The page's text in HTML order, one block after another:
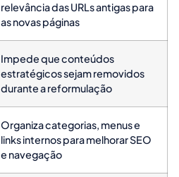
relevância das URLs antigas para
as novas páginas
Impede que conteúdos
estratégicos sejam removidos
durante a reformulação
Organiza categorias, menus e
links internos para melhorar SEO
e navegação